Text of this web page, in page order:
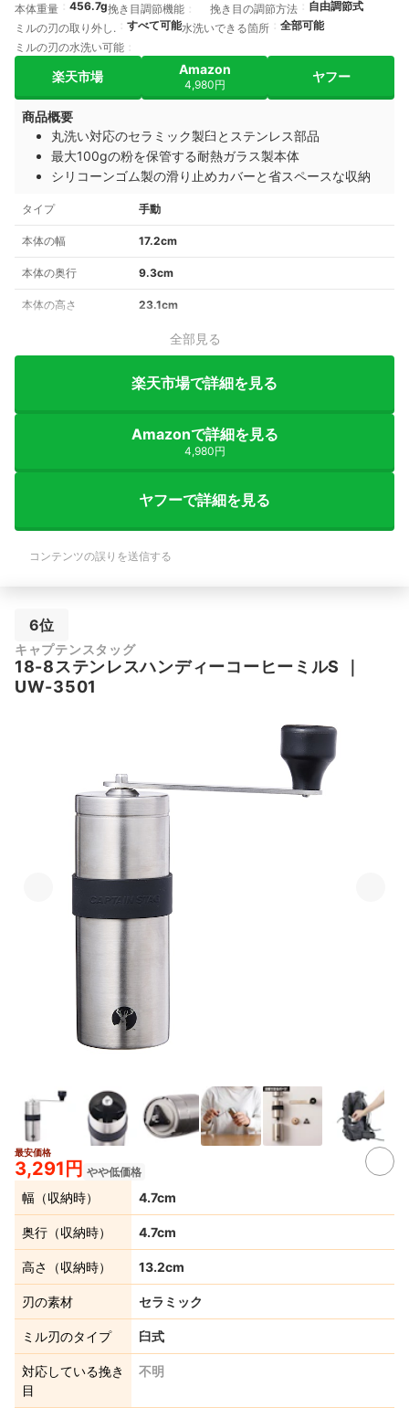
本体重量 456.7g挽き目調節機能 挽き目の調節方法
自由調節式
ミルの刃の取り外し.
すべて可能水洗いできる箇所
全部可能
ミルの刃の水洗い可能
楽天市場 Amazon
4,980円
ヤフー
商品概要
丸洗い対応のセラミック製臼とステンレス部品
最大100gの粉を保管する耐熱ガラス製本体
シリコーンゴム製の滑り止めカバーと省スペースな収納
タイプ 手動
本体の幅 17.2cm
本体の奥行 9.3cm
本体の高さ 23.1cm
全部見る
楽天市場で詳細を見る
Amazonで詳細を見る
4,980円
ヤフーで詳細を見る
コンテンツの誤りを送信する
6位
キャプテンスタッグ
18-8ステンレスハンディーコーヒーミルS
UW-3501
最安価格
3,291円 やや低価格
幅（収納時） 4.7cm
奥行（収納時） 4.7cm
高さ（収納時） 13.2cm
刃の素材 セラミック
ミル刃のタイプ 臼式
対応している挽き
目
不明